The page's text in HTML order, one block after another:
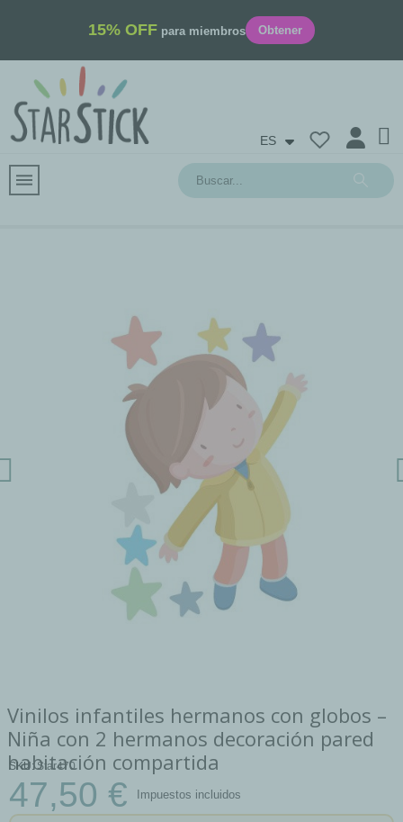
15% OFF para miembros Obtener
ES
Vinilos infantiles hermanos con globos –
Niña con 2 hermanos decoración pared
habitación compartida
SKU Star470
47,50 € Impuestos incluidos